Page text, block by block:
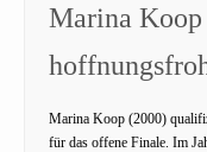
Marina
Marina Koop (2000)
für das offene Finale. Im